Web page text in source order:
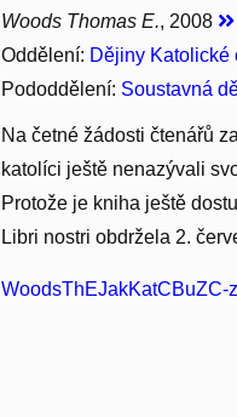
Woods Thomas E., 2008
Oddělení: Dějiny Katolické
Pododdělení: Soustavná
Na četné žádosti čtenářů
katolíci ještě nenazývali
Protože je kniha ještě
Libri nostri obdržela 2.
WoodsThEJakKatCBuZC-